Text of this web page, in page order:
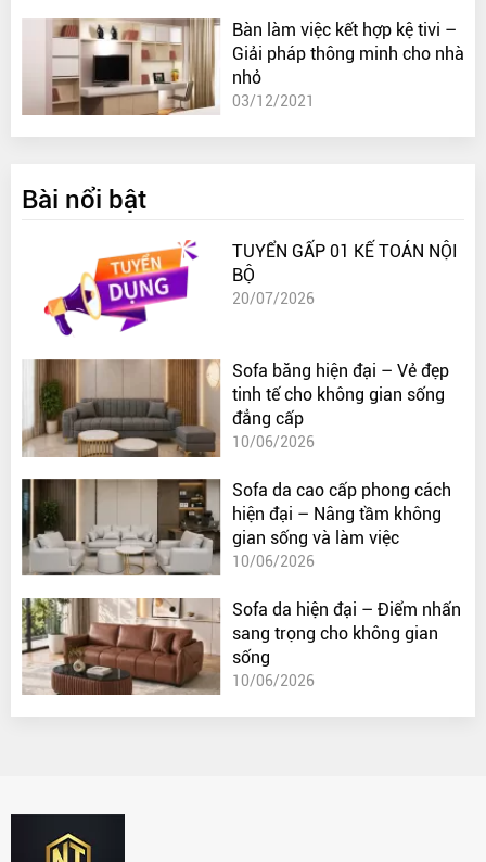
Bàn làm việc kết hợp kệ tivi –
Giải pháp thông minh cho nhà
nhỏ
03/12/2021
Bài nổi bật
TUYỂN GẤP 01 KẾ TOÁN NỘI
BỘ
20/07/2026
Sofa băng hiện đại – Vẻ đẹp
tinh tế cho không gian sống
đẳng cấp
10/06/2026
Sofa da cao cấp phong cách
hiện đại – Nâng tầm không
gian sống và làm việc
10/06/2026
Sofa da hiện đại – Điểm nhấn
sang trọng cho không gian
sống
10/06/2026